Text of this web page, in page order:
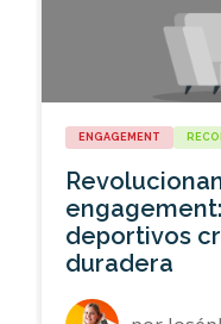
ENGAGEMENT
deportivos
duradera